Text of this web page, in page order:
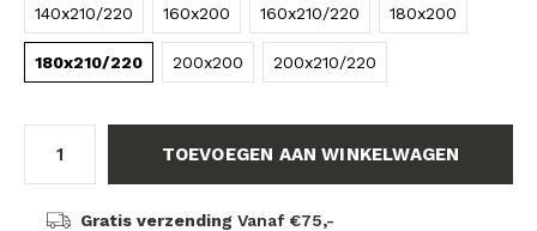
140x210/220 160x200 160x210/220 180x200
180x210/220 200x200 200x210/220
TOEVOEGEN AAN WINKELWAGEN
Gratis verzending Vanaf €75,-